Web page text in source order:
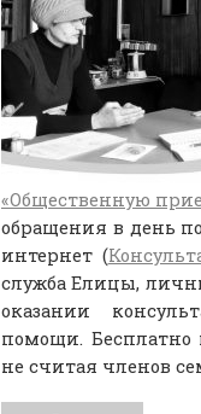
«Общественную
обращения в день
интернет (
служба Елицы,
оказании
помощи.
не считая членов